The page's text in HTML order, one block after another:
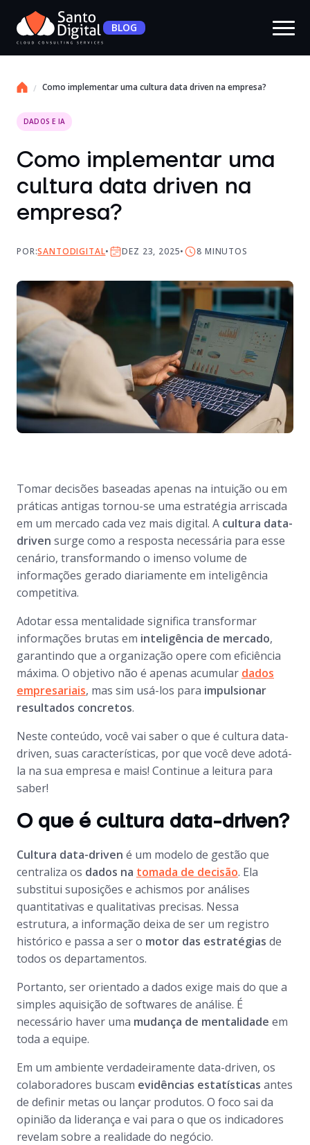
BLOG
Como implementar uma cultura data driven na empresa?
DADOS E IA
Como implementar uma
cultura data driven na
empresa?
POR:SANTODIGITAL DEZ 23, 2025 8 MINUTOS
Tomar decisões baseadas apenas na intuição ou em
práticas antigas tornou-se uma estratégia arriscada
em um mercado cada vez mais digital. A cultura data-
driven surge como a resposta necessária para esse
cenário, transformando o imenso volume de
informações gerado diariamente em inteligência
competitiva.
Adotar essa mentalidade significa transformar
informações brutas em inteligência de mercado,
garantindo que a organização opere com eficiência
máxima. O objetivo não é apenas acumular dados
empresariais, mas sim usá-los para impulsionar
resultados concretos.
Neste conteúdo, você vai saber o que é cultura data-
driven, suas características, por que você deve adotá-
la na sua empresa e mais! Continue a leitura para
saber!
O que é cultura data-driven?
Cultura data-driven é um modelo de gestão que
centraliza os dados na tomada de decisão. Ela
substitui suposições e achismos por análises
quantitativas e qualitativas precisas. Nessa
estrutura, a informação deixa de ser um registro
histórico e passa a ser o motor das estratégias de
todos os departamentos.
Portanto, ser orientado a dados exige mais do que a
simples aquisição de softwares de análise. É
necessário haver uma mudança de mentalidade em
toda a equipe.
Em um ambiente verdadeiramente data-driven, os
colaboradores buscam evidências estatísticas antes
de definir metas ou lançar produtos. O foco sai da
opinião da liderança e vai para o que os indicadores
revelam sobre a realidade do negócio.